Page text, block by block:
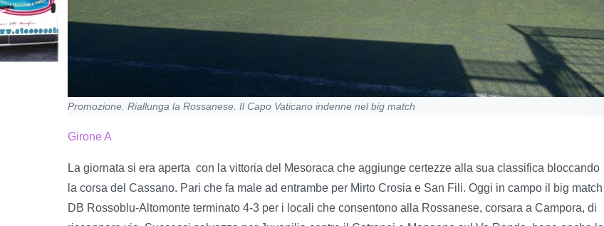
Promozione. Riallunga la Rossanese. Il Capo Vaticano indenne nel big match
Girone A
La giornata si era aperta con la vittoria del Mesoraca che aggiunge certezze alla sua classifica bloccando
la corsa del Cassano. Pari che fa male ad entrambe per Mirto Crosia e San Fili. Oggi in campo il big match
DB Rossoblu-Altomonte terminato 4-3 per i locali che consentono alla Rossanese, corsara a Campora, di